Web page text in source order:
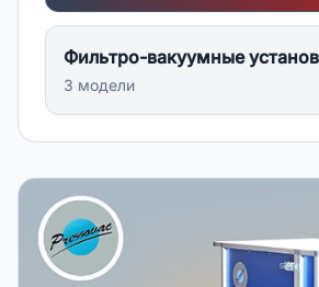
Фильтро-вакуумные
3 модели